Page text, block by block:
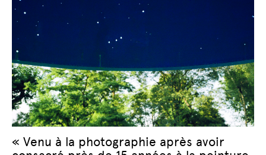
« Venu à la photographie après avoir